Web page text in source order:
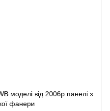
моделі від 2006р панелі з
фанери